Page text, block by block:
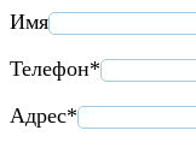
Имя
Телефон*
Адрес*